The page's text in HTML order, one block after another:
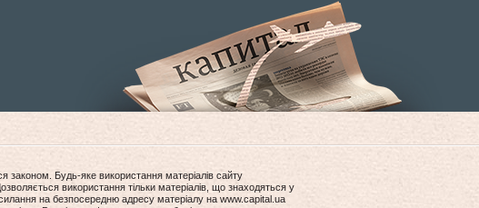
законом. Будь-яке використання матеріалів сайту
використання тільки матеріалів, що знаходяться у
на безпосередню адресу матеріалу на www.capital.ua